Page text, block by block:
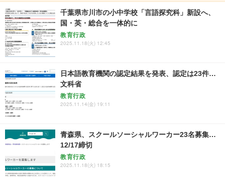
千葉県市川市の小中学校「言語探究科」新設へ、
国・英・総合を一体的に
教育行政
2025.11.18(火) 12:45
日本語教育機関の認定結果を発表、認定は23件…
文科省
教育行政
2025.11.14(金) 19:11
青森県、スクールソーシャルワーカー23名募集…
12/17締切
教育行政
2025.11.18(火) 18:15